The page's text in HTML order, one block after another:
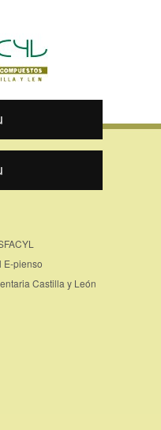
E-pienso
Castilla y León